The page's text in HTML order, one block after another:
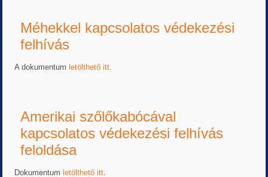
Méhekkel kapcsolatos védekezési
felhívás
A dokumentum letölthető itt.
Amerikai szőlőkabócával
kapcsolatos védekezési felhívás
feloldása
Dokumentum letölthető itt.